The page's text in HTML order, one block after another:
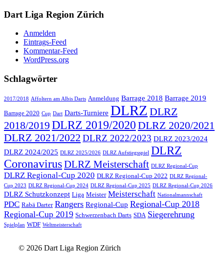
Dart Liga Region Zürich
Anmelden
Eintrags-Feed
Kommentar-Feed
WordPress.org
Schlagwörter
2017/2018 Affoltern am Albis Darts Anmeldung Barrage 2018 Barrage 2019
Barrage 2020 Cup Dart Darts-Turniere DLRZ DLRZ
2018/2019 DLRZ 2019/2020 DLRZ 2020/2021
DLRZ 2021/2022 DLRZ 2022/2023 DLRZ 2023/2024
DLRZ 2024/2025 DLRZ 2025/2026 DLRZ Aufstiegsspiel DLRZ
CoronavirusDLRZ Meisterschaft DLRZ Regional-Cup
DLRZ Regional-Cup 2020 DLRZ Regional-Cup 2022 DLRZ Regional-
Cup 2023 DLRZ Regional-Cup 2024 DLRZ Regional-Cup 2025 DLRZ Regional-Cup 2026
DLRZ Schutzkonzept Liga Meister Meisterschaft Nationalmannschaft
PDC Rabä Darter Rangers Regional-Cup Regional-Cup 2018
Regional-Cup 2019 Schwerzenbach Darts SDA Siegerehrung
Spielplan WDF Weltmeisterschaft
© 2026 Dart Liga Region Zürich